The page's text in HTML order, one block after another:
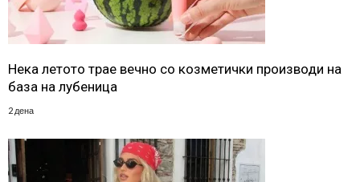
Нека летото трае вечно со козметички производи на
база на лубеница
2 дена